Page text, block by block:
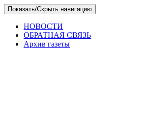
Skip
to
content
Показать/Скрыть навигацию
НОВОСТИ
ОБРАТНАЯ СВЯЗЬ
Архив газеты